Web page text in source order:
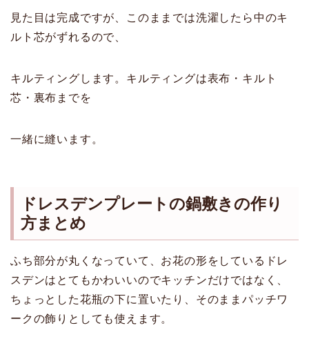
見た目は完成ですが、このままでは洗濯したら中のキ
ルト芯がずれるので、
キルティングします。キルティングは表布・キルト
芯・裏布までを
一緒に縫います。
ドレスデンプレートの鍋敷きの作り
方まとめ
ふち部分が丸くなっていて、お花の形をしているドレ
スデンはとてもかわいいのでキッチンだけではなく、
ちょっとした花瓶の下に置いたり、そのままパッチワ
ークの飾りとしても使えます。